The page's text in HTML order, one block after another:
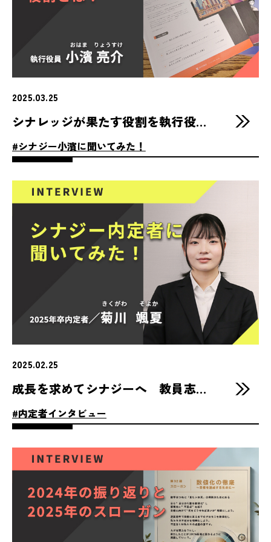
2025.03.25
シナレッジが果たす役割を執行役員の小濱さんに聞きました！
#シナジー小濱に聞いてみた！
2025.02.25
成長を求めてシナジーへ 教員志望だった25卒菊川さんの就活体験記
#内定者インタビュー